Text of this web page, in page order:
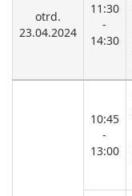
otrd.
23.04.2024
11:30
-
14:30
10:45
-
13:00